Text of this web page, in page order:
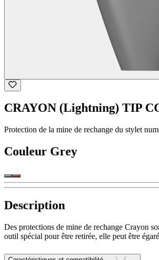
CRAYON (Lightning) TIP
Protection de la mine de rechange du stylet
Couleur Grey
Description
Des protections de mine de rechange Crayon
outil spécial pour être retirée, elle peut être